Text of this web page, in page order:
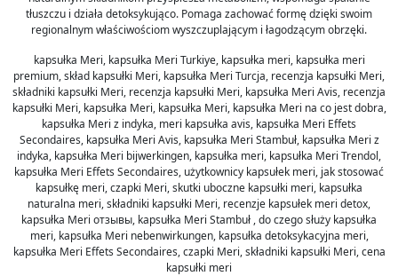
tłuszczu i działa detoksykująco. Pomaga zachować formę dzięki swoim
regionalnym właściwościom wyszczuplającym i łagodzącym obrzęki.
kapsułka Meri, kapsułka Meri Turkiye, kapsułka meri, kapsułka meri
premium, skład kapsułki Meri, kapsułka Meri Turcja, recenzja kapsułki Meri,
składniki kapsułki Meri, recenzja kapsułki Meri, kapsułka Meri Avis, recenzja
kapsułki Meri, kapsułka Meri, kapsułka Meri, kapsułka Meri na co jest dobra,
kapsułka Meri z indyka, meri kapsułka avis, kapsułka Meri Effets
Secondaires, kapsułka Meri Avis, kapsułka Meri Stambuł, kapsułka Meri z
indyka, kapsułka Meri bijwerkingen, kapsułka meri, kapsułka Meri Trendol,
kapsułka Meri Effets Secondaires, użytkownicy kapsułek meri, jak stosować
kapsułkę meri, czapki Meri, skutki uboczne kapsułki meri, kapsułka
naturalna meri, składniki kapsułki Meri, recenzje kapsułek meri detox,
kapsułka Meri отзывы, kapsułka Meri Stambuł , do czego służy kapsułka
meri, kapsułka Meri nebenwirkungen, kapsułka detoksykacyjna meri,
kapsułka Meri Effets Secondaires, czapki Meri, składniki kapsułki Meri, cena
kapsułki meri